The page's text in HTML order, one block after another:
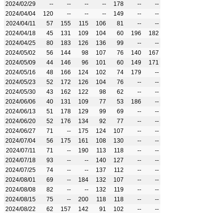
2024/02/29
-- -- -- -- 178 --
--
2024/04/04
120 -- -- -- 149 --
--
2024/04/11
57 155 115 106 81 --
--
2024/04/18
45 131 109 104 60 196
182
2024/04/25
80 183 126 136 99 --
--
2024/05/02
56 144 98 107 76 140
167
2024/05/09
44 146 96 101 60 149
171
2024/05/16
48 166 124 102 74 179
--
2024/05/23
52 172 126 104 76 --
--
2024/05/30
43 162 122 98 62 --
--
2024/06/06
40 131 109 77 53 186
--
2024/06/13
51 178 129 99 69 --
--
2024/06/20
52 176 134 92 77 --
--
2024/06/27
71 -- 175 124 107 --
--
2024/07/04
56 175 161 108 130 --
--
2024/07/11
71 -- 190 113 118 --
--
2024/07/18
93 -- -- 140 127 --
--
2024/07/25
74 -- -- 137 112 --
--
2024/08/01
69 -- 184 132 107 --
--
2024/08/08
82 -- -- 132 119 --
--
2024/08/15
75 -- 200 118 118 --
--
2024/08/22
62 157 142 91 102 --
--